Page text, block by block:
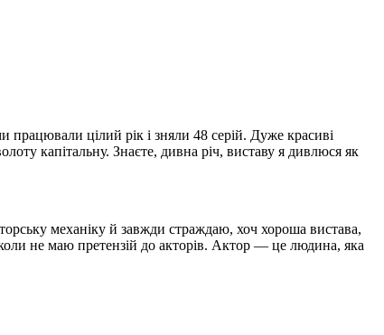
цілий рік і зняли 48 серій. Дуже красиві
капітальну. Знаєте, дивна річ, виставу я дивлюся як
механіку й завжди страждаю, хоч хороша вистава,
не маю претензій до акторів. Актор — це людина, яка